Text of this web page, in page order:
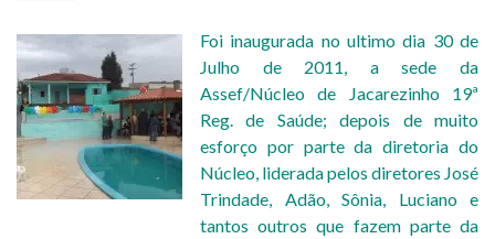
Foi inaugurada no ultimo dia 30 de
Julho de 2011, a sede da
Assef/Núcleo de Jacarezinho 19ª
Reg. de Saúde; depois de muito
esforço por parte da diretoria do
Núcleo, liderada pelos diretores José
Trindade, Adão, Sônia, Luciano e
tantos outros que fazem parte da